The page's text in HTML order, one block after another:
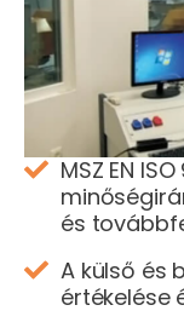
MSZ EN
és
A külső és
értékelése